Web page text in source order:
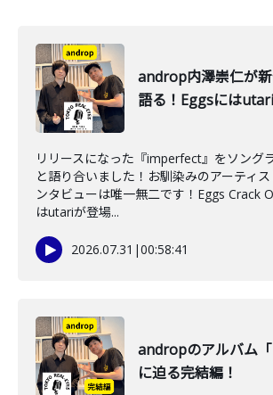
androp内澤崇仁が
語る！Eggsには
リリースになった『imperfect』をソング
と語り合いました！お馴染みのアーティ
ンタビューは唯一無二です！Eggs Crack
はutariが登場...
2026.07.31 |00:58:41
andropのアルバム
に迫る完結編！